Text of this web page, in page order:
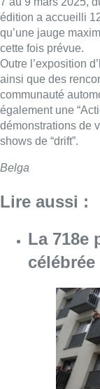
édition a accueilli
qu’une jauge
cette fois prévue.
Outre l’exposition
ainsi que des
communauté
également une
démonstrations de
shows de “drift”.
Belga
Lire aussi :
La 718e